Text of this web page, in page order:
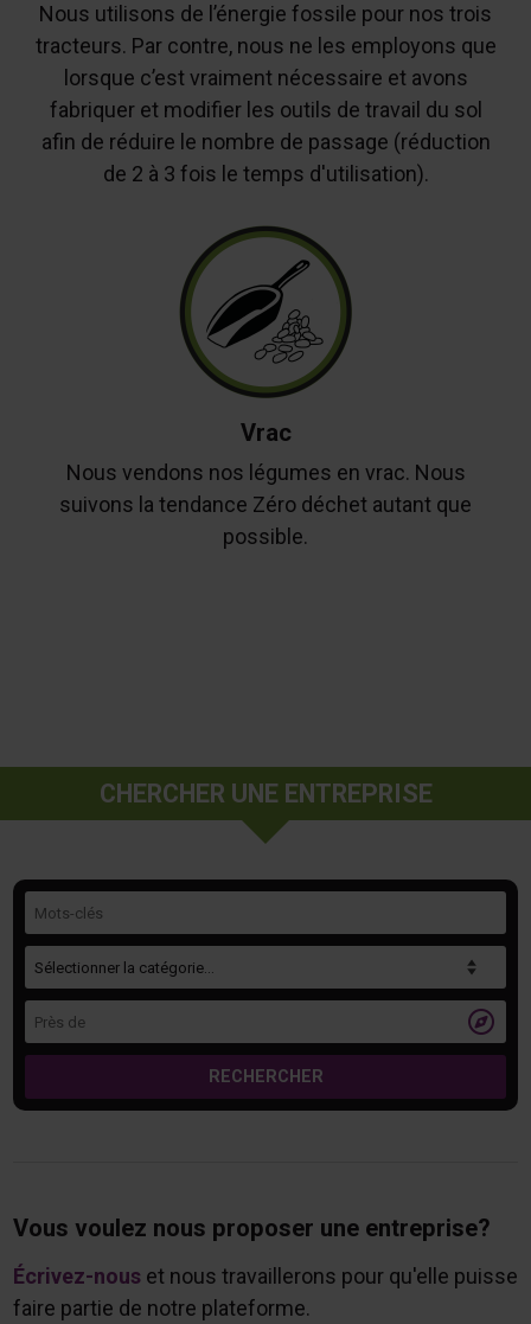
Nous utilisons de l’énergie fossile pour nos trois
tracteurs. Par contre, nous ne les employons que
lorsque c’est vraiment nécessaire et avons
fabriquer et modifier les outils de travail du sol
afin de réduire le nombre de passage (réduction
de 2 à 3 fois le temps d'utilisation).
Vrac
Nous vendons nos légumes en vrac. Nous
suivons la tendance Zéro déchet autant que
possible.
CHERCHER UNE ENTREPRISE

RECHERCHER
Vous voulez nous proposer une entreprise?
Écrivez-nouset nous travaillerons pour qu'elle puisse
faire partie de notre plateforme.